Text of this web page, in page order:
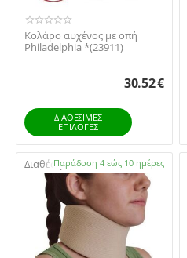
Κολάρο αυχένος με οπή
Philadelphia *(23911)
30.52€
ΔΙΑΘΕΣΙΜΕΣ
ΕΠΙΛΟΓΈΣ
Διαθέσιμο:Παράδοση 4 εώς 10 ημέρες